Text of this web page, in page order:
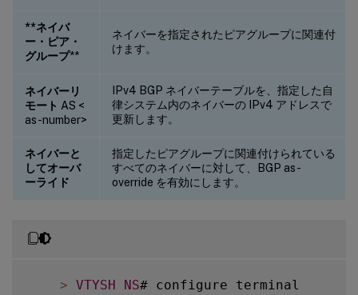
**ネイバ
ー・ピア・
グループ**
ネイバーを指定されたピアグループに関連付
けます。
ネイバーリ
モート AS <
as-number>
IPv4 BGP ネイバーテーブルを、指定した自
律システム内のネイバーの IPv4 アドレスで
更新します。
ネイバーと
してオーバ
ーライド
指定したピアグループに関連付けられている
すべてのネイバーに対して、BGP as-
override を有効にします。
> VTYSH NS# configure terminal